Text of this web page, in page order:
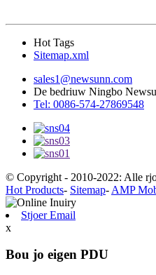
Hot Tags
Sitemap.xml
sales1@newsunn.com
De bedriuw Ningbo
Tel: 0086-574-27869548
© Copyright - 2010-2022: Alle
Hot Products- Sitemap- AMP
Stjoer Email
x
Bou jo eigen PDU